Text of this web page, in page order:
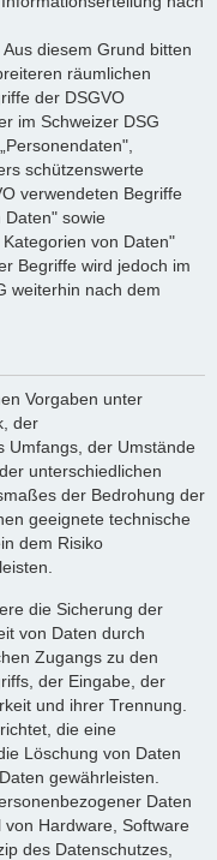
diesem Grund bitten
räumlichen
der DSGVO
im Schweizer DSG
schützenswerte
verwendeten Begriffe
Daten" sowie
von Daten"
Begriffe wird jedoch im
weiterhin nach dem
Vorgaben unter
der
Umfangs, der Umstände
unterschiedlichen
der Bedrohung der
geeignete technische
dem Risiko
die Sicherung der
von Daten durch
Zugangs zu den
der Eingabe, der
und ihrer Trennung.
die eine
Löschung von Daten
gewährleisten.
Daten
von Hardware, Software
des Datenschutzes,